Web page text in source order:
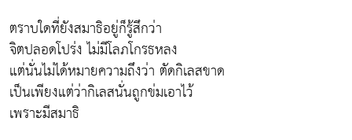
ตราบใดที่ยังสมาธิอยู่ก็รู้สึกว่า
จิตปลอดโปร่ง ไม่มีโลภโกรธหลง
แต่นั่นไม่ได้หมายความถึงว่า ตัดกิเลสขาด
เป็นเพียงแต่ว่ากิเลสนั่นถูกข่มเอาไว้
เพราะมีสมาธิ